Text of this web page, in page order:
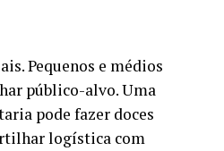
Pequenos e médios
público-alvo. Uma
pode fazer doces
logística com